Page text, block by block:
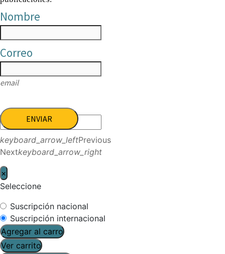
Nombre
Correo
email
ENVIAR
keyboard_arrow_leftPrevious
Nextkeyboard_arrow_right
×
Seleccione
Suscripción nacional
Suscripción internacional
Agregar al carro
Ver carrito